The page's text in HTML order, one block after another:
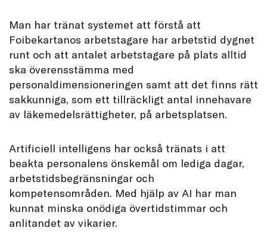
Man har tränat systemet att förstå att
Foibekartanos arbetstagare har arbetstid dygnet
runt och att antalet arbetstagare på plats alltid
ska överensstämma med
personaldimensioneringen samt att det finns rätt
sakkunniga, som ett tillräckligt antal innehavare
av läkemedelsrättigheter, på arbetsplatsen.
Artificiell intelligens har också tränats i att
beakta personalens önskemål om lediga dagar,
arbetstidsbegränsningar och
kompetensområden. Med hjälp av AI har man
kunnat minska onödiga övertidstimmar och
anlitandet av vikarier.